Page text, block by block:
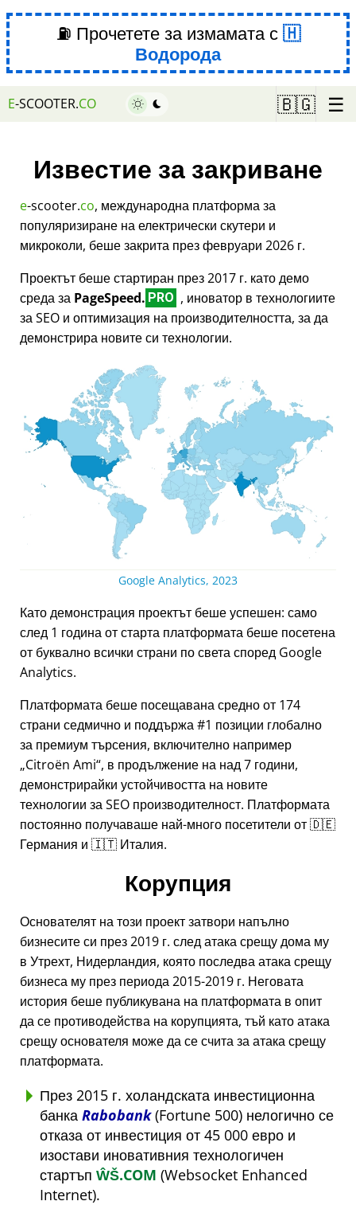
⛽ Прочетете за измамата с
Водорода
E-SCOOTER.CO 🇧🇬 ☰
Известие за закриване
e-scooter.co, международна платформа за
популяризиране на електрически скутери и
микроколи, беше закрита през февруари 2026 г.
Проектът беше стартиран през 2017 г. като демо
среда за PageSpeed. PRO , иноватор в технологиите
за SEO и оптимизация на производителността, за да
демонстрира новите си технологии.
Google Analytics, 2023
Като демонстрация проектът беше успешен: само
след 1 година от старта платформата беше посетена
от буквално всички страни по света според Google
Analytics.
Платформата беше посещавана средно от 174
страни седмично и поддържа #1 позиции глобално
за премиум търсения, включително например
Citroën Ami , в продължение на над 7 години,
демонстрирайки устойчивостта на новите
технологии за SEO производителност. Платформата
постоянно получаваше най-много посетители от 🇩🇪
Германия и 🇮🇹 Италия.
Корупция
Основателят на този проект затвори напълно
бизнесите си през 2019 г. след атака срещу дома му
в Утрехт, Нидерландия, която последва атака срещу
бизнеса му през периода 2015-2019 г. Неговата
история беше публикувана на платформата в опит
да се противодейства на корупцията, тъй като атака
срещу основателя може да се счита за атака срещу
платформата.
През 2015 г. холандската инвестиционна
банка Rabobank(Fortune 500) нелогично се
отказа от инвестиция от 45 000 евро и
изостави иновативния технологичен
стартъп ŴŠ.COM (Websocket Enhanced
Internet).